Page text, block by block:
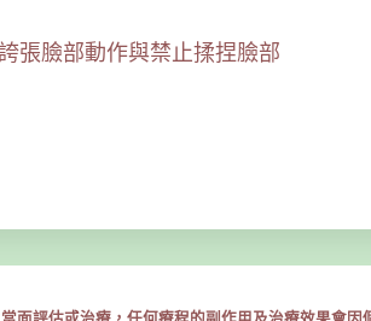
張臉部動作與禁止揉捏臉部